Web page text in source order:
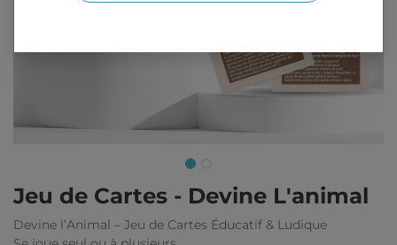
Jeu de Cartes - Devine L'animal
Devine l’Animal – Jeu de Cartes Éducatif & Ludique